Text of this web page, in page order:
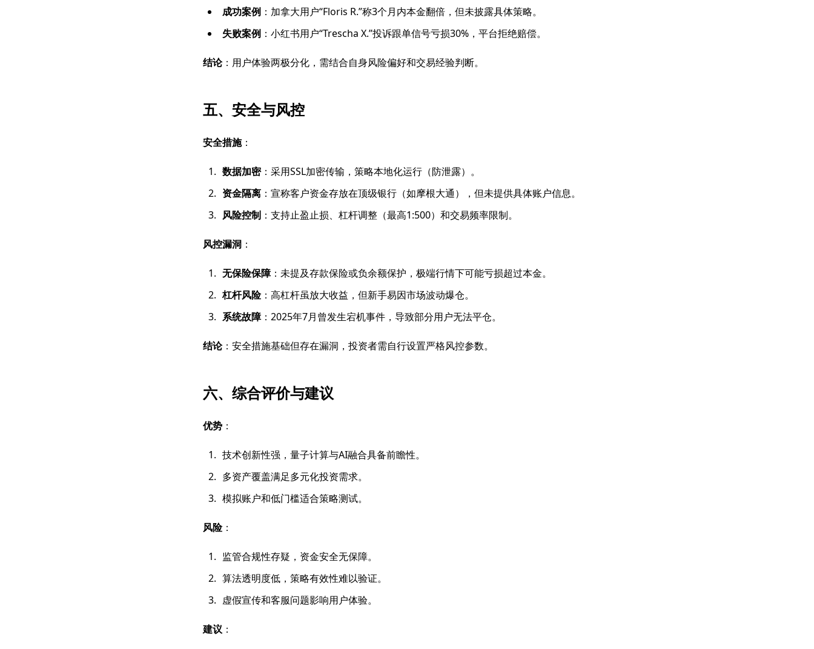
成功案例：加拿大用户“Floris R.”称3个月内本金翻倍，但未披露具体策略。
失败案例：小红书用户“Trescha X.”投诉跟单信号亏损30%，平台拒绝赔偿。
结论：用户体验两极分化，需结合自身风险偏好和交易经验判断。
五、安全与风控
安全措施：
数据加密：采用SSL加密传输，策略本地化运行（防泄露）。
资金隔离：宣称客户资金存放在顶级银行（如摩根大通），但未提供具体账户信息。
风险控制：支持止盈止损、杠杆调整（最高1:500）和交易频率限制。
风控漏洞：
无保险保障：未提及存款保险或负余额保护，极端行情下可能亏损超过本金。
杠杆风险：高杠杆虽放大收益，但新手易因市场波动爆仓。
系统故障：2025年7月曾发生宕机事件，导致部分用户无法平仓。
结论：安全措施基础但存在漏洞，投资者需自行设置严格风控参数。
六、综合评价与建议
优势：
技术创新性强，量子计算与AI融合具备前瞻性。
多资产覆盖满足多元化投资需求。
模拟账户和低门槛适合策略测试。
风险：
监管合规性存疑，资金安全无保障。
算法透明度低，策略有效性难以验证。
虚假宣传和客服问题影响用户体验。
建议 ：